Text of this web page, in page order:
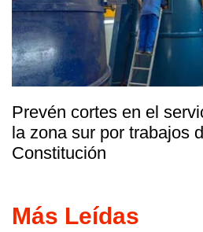
Prevén cortes en el
la zona sur por trabajos
Constitución
Más Leídas